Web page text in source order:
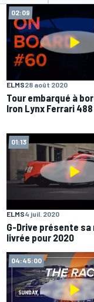
02:09
ELMS28 août 2020
Tour embarqué à
Iron Lynx Ferrari 488
01:13
ELMS4 juil. 2020
G-Drive présente sa
livrée pour 2020
04:45:00